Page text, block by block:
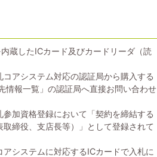
蔵したICカード及びカードリーダ（読
アシステム対応の認証局から購入する
情報一覧」の認証局へ直接お問い合わせ
加資格登録において「契約を締結する
締役、支店長等）」として登録されて
システムに対応するICカードで入札に